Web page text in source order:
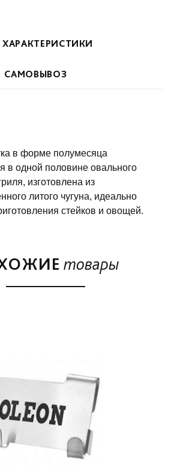
ХАРАКТЕРИСТИКИ
САМОВЫВОЗ
в форме полумесяца
в одной половине овального
изготовлена из
литого чугуна, идеально
стейков и овощей.
товары